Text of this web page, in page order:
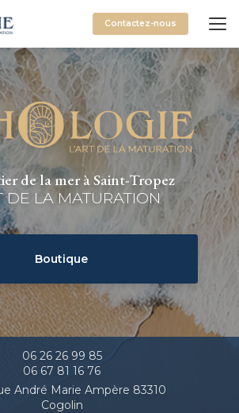
Contactez-nous
de la mer à Saint-Tropez
DE LA MATURATION
Boutique
06 26 26 99 85
06 67 81 16 76
André Marie Ampère 83310
Cogolin